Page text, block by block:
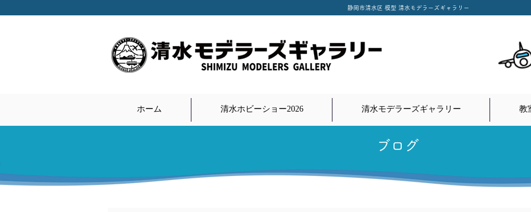
​静岡市清水区 模型 清水モデラーズギャラリー
ホーム 清水ホビーショー2026 清水モデラーズギャラリー 教
​ブログ